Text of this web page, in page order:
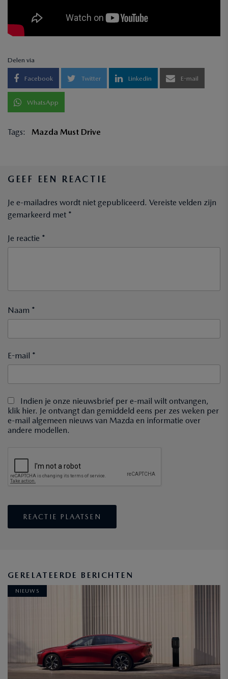
Delen via
Facebook Twitter Linkedin E-mail
WhatsApp
Tags: Mazda Must Drive
GEEF EEN REACTIE
Je e-mailadres wordt niet gepubliceerd. Vereiste velden zijn
gemarkeerd met *
Je reactie *
Naam *
E-mail *
Indien je onze nieuwsbrief per e-mail wilt ontvangen,
klik hier. Je ontvangt dan gemiddeld eens per zes weken per
e-mail algemeen nieuws van Mazda en informatie over
andere modellen.
GERELATEERDE BERICHTEN
NIEUWS